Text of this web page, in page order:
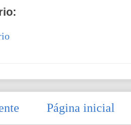
Página inicial